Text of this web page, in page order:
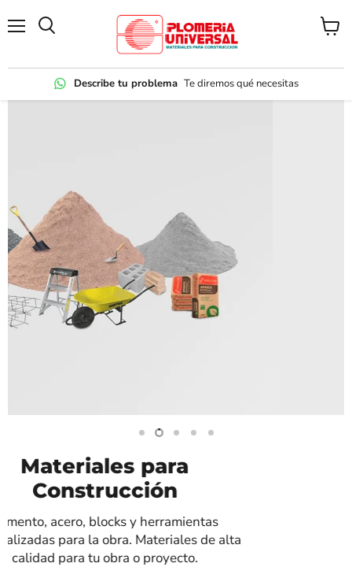
Describe tu problema Te diremos qué necesitas
Ver
Recubrimientos
Amplio catálogo de pisos, muros, mallas
decorativas. Además, adhesivos, boquillas y
complementos.
Diapositiva
Diapositiva
Diapositiva
Diapositiva
Diapositiva